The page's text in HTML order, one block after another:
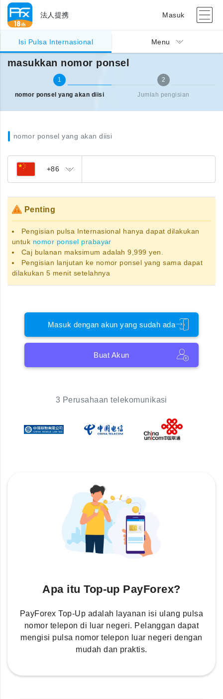
法人提携 Masuk
Isi Pulsa Internasional Menu
Pengisian pulsa Internasional masukkan nomor ponsel
masukkan nomor ponsel
1
nomor ponsel yang akan diisi
2
Jumlah pengisian
nomor ponsel yang akan diisi
+86
Penting
Pengisian pulsa Internasional hanya dapat dilakukan
untuk nomor ponsel prabayar
Caj bulanan maksimum adalah 9,999 yen.
Pengisian lanjutan ke nomor ponsel yang sama dapat
dilakukan 5 menit setelahnya
Masuk dengan akun yang sudah ada
Buat Akun
3 Perusahaan telekomunikasi
Apa itu Top-up PayForex?
PayForex Top-Up adalah layanan isi ulang pulsa
nomor telepon di luar negeri. Pelanggan dapat
mengisi pulsa nomor telepon luar negeri dengan
mudah dan praktis.